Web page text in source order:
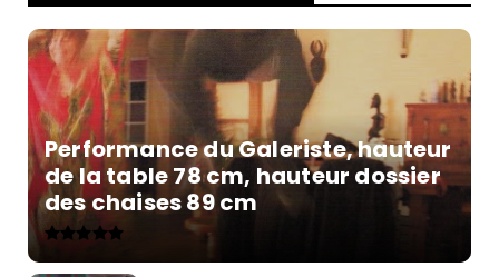
Performance du Galeriste, hauteur
de la table 78 cm, hauteur dossier
des chaises 89 cm